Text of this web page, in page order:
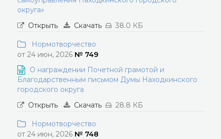
округа»
Открыть
Скачать 38.0 КБ
Нормотворчество
от 24 июн, 2026 № 749
О награждении Почетной грамотой и
Благодарственным письмом Думы Находкинского
городского округа
Открыть
Скачать 28.8 КБ
Нормотворчество
от 24 июн, 2026 № 748